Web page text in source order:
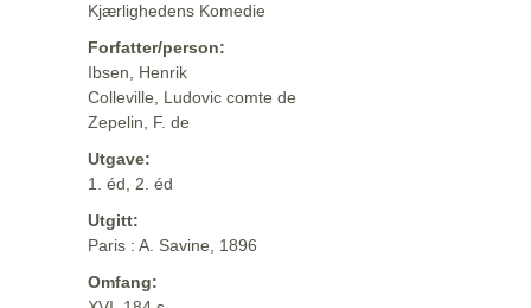
Kjærlighedens Komedie
Forfatter/person:
Ibsen, Henrik
Colleville, Ludovic comte de
Zepelin, F. de
Utgave:
1. éd, 2. éd
Utgitt:
Paris : A. Savine, 1896
Omfang: